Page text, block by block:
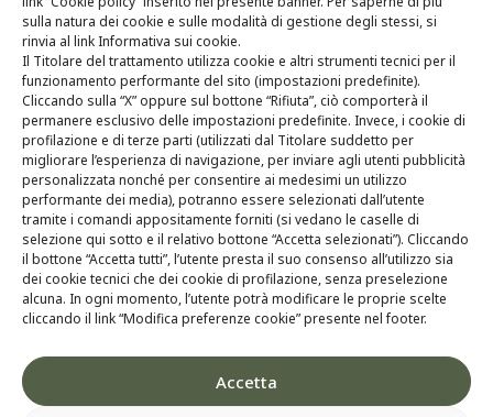
sulla natura dei cookie e sulle modalità di gestione degli stessi, si
rinvia al link Informativa sui cookie.
Il Titolare del trattamento utilizza cookie e altri strumenti tecnici per il
funzionamento performante del sito (impostazioni predefinite).
Cliccando sulla “X” oppure sul bottone “Rifiuta”, ciò comporterà il
permanere esclusivo delle impostazioni predefinite. Invece, i cookie di
profilazione e di terze parti (utilizzati dal Titolare suddetto per
migliorare l’esperienza di navigazione, per inviare agli utenti pubblicità
personalizzata nonché per consentire ai medesimi un utilizzo
performante dei media), potranno essere selezionati dall’utente
tramite i comandi appositamente forniti (si vedano le caselle di
selezione qui sotto e il relativo bottone “Accetta selezionati”). Cliccando
il bottone “Accetta tutti”, l’utente presta il suo consenso all’utilizzo sia
dei cookie tecnici che dei cookie di profilazione, senza preselezione
alcuna. In ogni momento, l’utente potrà modificare le proprie scelte
cliccando il link “Modifica preferenze cookie” presente nel footer.
Accetta
Whistleblowing
Contatti